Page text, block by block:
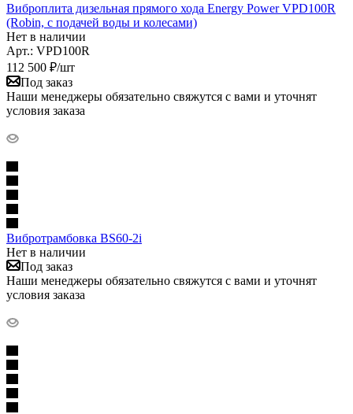
Виброплита дизельная прямого хода Energy Power VPD100R
(Robin, с подачей воды и колесами)
Нет в наличии
Арт.: VPD100R
112 500 ₽/шт
Под заказ
Наши менеджеры обязательно свяжутся с вами и уточнят
условия заказа
Вибротрамбовка BS60-2i
Нет в наличии
Под заказ
Наши менеджеры обязательно свяжутся с вами и уточнят
условия заказа